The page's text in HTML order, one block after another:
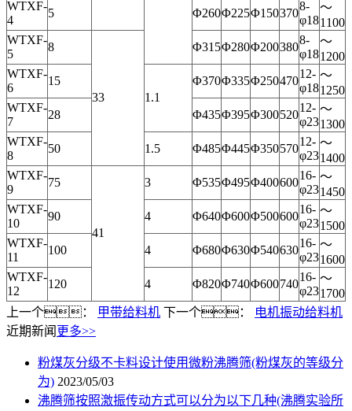
WTXF-
4
5 Φ260Φ225Φ150370
8-
φ18
～
1100
WTXF-
5
8
33
Φ315Φ280Φ200380
8-
φ18
～
1200
WTXF-
6
15
1.1
Φ370Φ335Φ250470
12-
φ18
～
1250
WTXF-
7
28 Φ435Φ395Φ300520
12-
φ23
～
1300
WTXF-
8
50 1.5 Φ485Φ445Φ350570
12-
φ23
～
1400
WTXF-
9
75
41
3 Φ535Φ495Φ400600
16-
φ23
～
1450
WTXF-
10
90 4 Φ640Φ600Φ500600
16-
φ23
～
1500
WTXF-
11
100 4 Φ680Φ630Φ540630
16-
φ23
～
1600
WTXF-
12
120 4 Φ820Φ740Φ600740
16-
φ23
～
1700
上一个：
甲带给料机 下一个：
电机振动给料机
近期新闻 更多>>
粉煤灰分级不卡料设计使用微粉沸腾筛(粉煤灰的等级分
为) 2023/05/03
沸腾筛按照激振传动方式可以分为以下几种(沸腾实验所